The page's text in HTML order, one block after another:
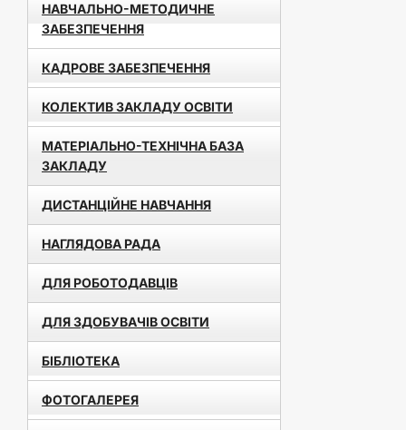
НАВЧАЛЬНО-МЕТОДИЧНЕ
ЗАБЕЗПЕЧЕННЯ
КАДРОВЕ ЗАБЕЗПЕЧЕННЯ
КОЛЕКТИВ ЗАКЛАДУ ОСВІТИ
МАТЕРІАЛЬНО-ТЕХНІЧНА БАЗА
ЗАКЛАДУ
ДИСТАНЦІЙНЕ НАВЧАННЯ
НАГЛЯДОВА РАДА
ДЛЯ РОБОТОДАВЦІВ
ДЛЯ ЗДОБУВАЧІВ ОСВІТИ
БІБЛІОТЕКА
ФОТОГАЛЕРЕЯ